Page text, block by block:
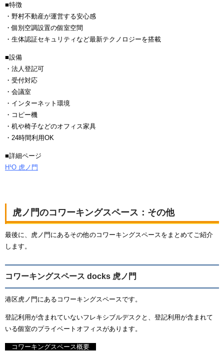
■特徴
・野村不動産が運営する安心感
・個別空調設置の個室空間
・生体認証セキュリティなど最新テクノロジーを搭載
■設備
・法人登記可
・受付対応
・会議室
・インターネット環境
・コピー機
・机や椅子などのオフィス家具
・24時間利用OK
■詳細ページ
H¹O 虎ノ門
虎ノ門のコワーキングスペース：その他
最後に、虎ノ門にあるその他のコワーキングスペースをまとめてご紹介
します。
コワーキングスペース docks 虎ノ門
港区虎ノ門にあるコワーキングスペースです。
登記利用が含まれていないフレキシブルデスクと、登記利用が含まれて
いる個室のプライベートオフィスがあります。
コワーキングスペース概要